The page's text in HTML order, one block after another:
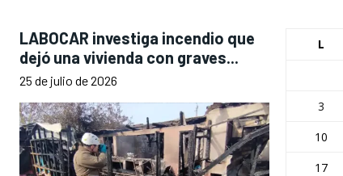
LABOCAR investiga incendio que
dejó una vivienda con graves...
25 de julio de 2026
L
3
10
17